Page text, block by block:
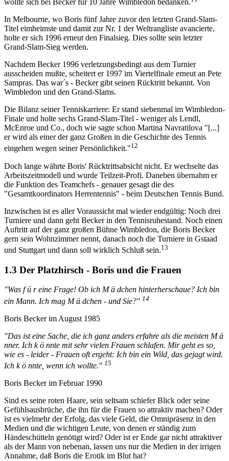
wollte sich bei Becker für 10 Jahre Wimbledon bedanken.
In Melbourne, wo Boris fünf Jahre zuvor den letzten Grand-Slam-
Titel eimheimste und damit zur Nr. 1 der Weltrangliste avancierte,
holte er sich 1996 erneut den Finalsieg. Dies sollte sein letzter
Grand-Slam-Sieg werden.
Nachdem Becker 1996 verletzungsbedingt aus dem Turnier
ausscheiden mußte, scheitert er 1997 im Viertelfinale erneut an Pete
Sampras. Das war´s - Becker gibt seinen Rücktritt bekannt. Von
Wimbledon und den Grand-Slams.
Die Bilanz seiner Tenniskarriere: Er stand siebenmal im Wimbledon-
Finale und holte sechs Grand-Slam-Titel - weniger als Lendl,
McEnroe und Co., doch wie sagte schon Martina Navratilova "[...]
er wird als einer der ganz Großen in die Geschichte des Tennis
eingehen wegen seiner Persönlichkeit."12
Doch lange währte Boris' Rücktrittsabsicht nicht. Er wechselte das
Arbeitszeitmodell und wurde Teilzeit-Profi. Daneben übernahm er
die Funktion des Teamchefs - genauer gesagt die des
"Gesamtkoordinators Herrentennis" - beim Deutschen Tennis Bund.
Inzwischen ist es aller Voraussicht mal wieder endgültig: Noch drei
Turniere und dann geht Becker in den Tennisruhestand. Noch einen
Auftritt auf der ganz großen Bühne Wimbledon, die Boris Becker
gern sein Wohnzimmer nennt, danach noch die Turniere in Gstaad
und Stuttgart und dann soll wirklich Schluß sein.13
1.3 Der Platzhirsch - Boris und die Frauen
"Was f ü r eine Frage! Ob ich M ä dchen hinterherschaue? Ich bin
ein Mann. Ich mag M ä dchen - und Sie?" 14
Boris Becker im August 1985
"Das ist eine Sache, die ich ganz anders erfahre als die meisten M ä
nner. Ich k ö nnte mit sehr vielen Frauen schlafen. Mir geht es so,
wie es - leider - Frauen oft ergeht: Ich bin ein Wild, das gejagt wird.
Ich k ö nnte, wenn ich wollte." 15
Boris Becker im Februar 1990
Sind es seine roten Haare, sein seltsam schiefer Blick oder seine
Gefühlsausbrüche, die ihn für die Frauen so attraktiv machen? Oder
ist es vielmehr der Erfolg, das viele Geld, die Omnipräsenz in den
Medien und die wichtigen Leute, von denen er ständig zum
Händeschütteln genötigt wird? Oder ist er Ende gar nicht attraktiver
als der Mann von nebenan, lassen uns nur die Medien in der irrigen
Annahme, daß Boris die Erotik im Blut hat?